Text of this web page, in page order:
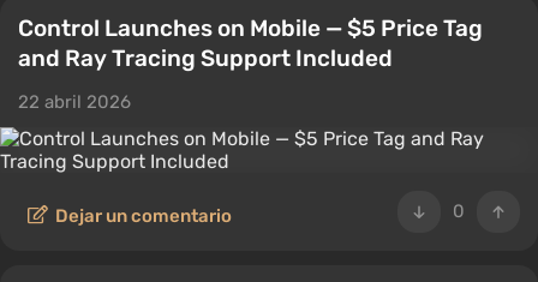
Control Launches on Mobile — $5 Price Tag
and Ray Tracing Support Included
22 abril 2026
0
Dejar un comentario